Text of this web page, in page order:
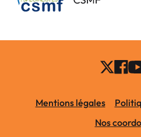
Mentions légales
Nos